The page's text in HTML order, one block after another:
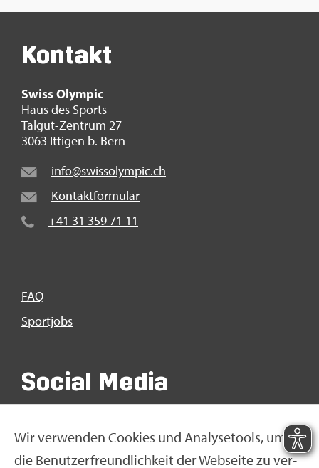
Wir ver­wen­den Coo­kies und Ana­ly­se­tools, um
die Be­nut­zer­freund­lich­keit der Web­sei­te zu ver­
Kon­takt
Swiss Olym­pic
Haus des Sports
Tal­gut-Zen­trum 27
3063 It­ti­gen b. Bern
info@​swi​ssol​ympi​c.​ch
Kon­takt­for­mu­lar
+41 31 359 71 11
FAQ
Sport­jobs
So­ci­al Media